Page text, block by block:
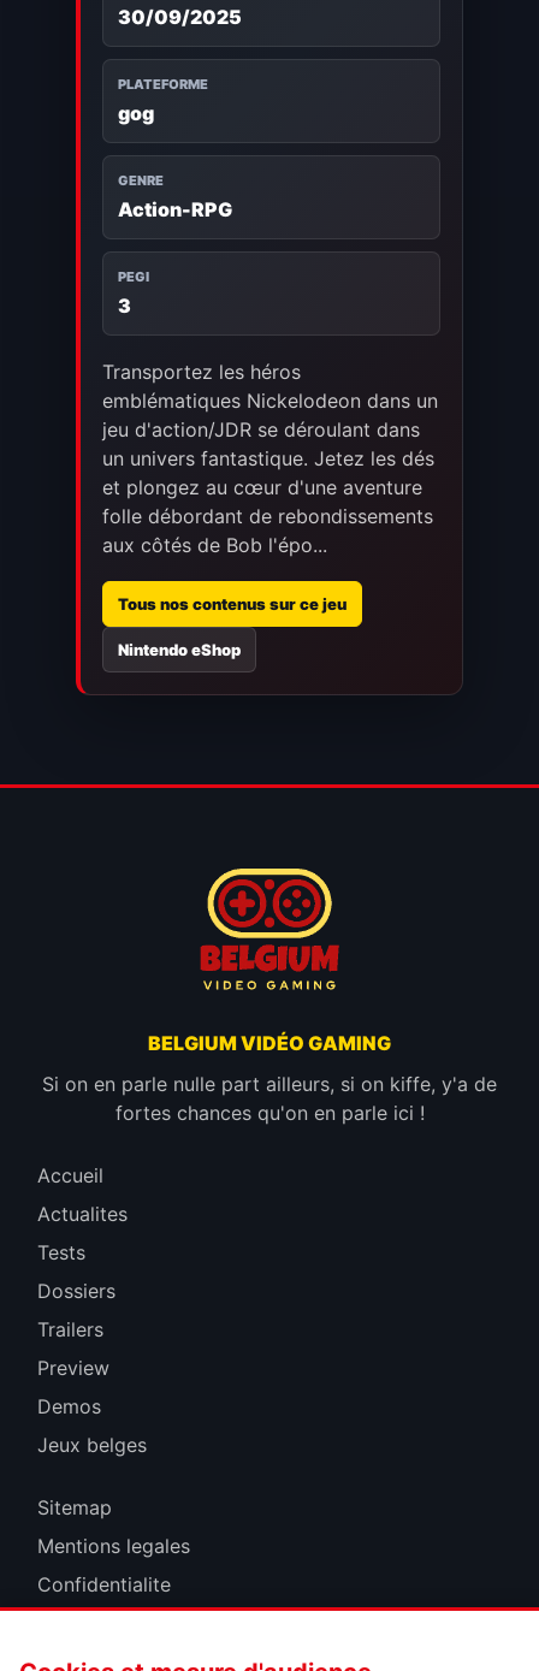
30/09/2025
PLATEFORME
gog
GENRE
Action-RPG
PEGI
3
Transportez les héros
emblématiques Nickelodeon dans un
jeu d'action/JDR se déroulant dans
un univers fantastique. Jetez les dés
et plongez au cœur d'une aventure
folle débordant de rebondissements
aux côtés de Bob l'épo...
Tous nos contenus sur ce jeu
Nintendo eShop
BELGIUM VIDÉO GAMING
Si on en parle nulle part ailleurs, si on kiffe, y'a de
fortes chances qu'on en parle ici !
Accueil
Actualites
Tests
Dossiers
Trailers
Preview
Demos
Jeux belges
Sitemap
Mentions legales
Confidentialite